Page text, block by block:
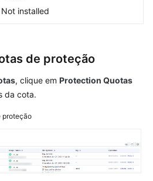
Not installed
de proteção
, clique em Protection Quotas
da cota.
proteção